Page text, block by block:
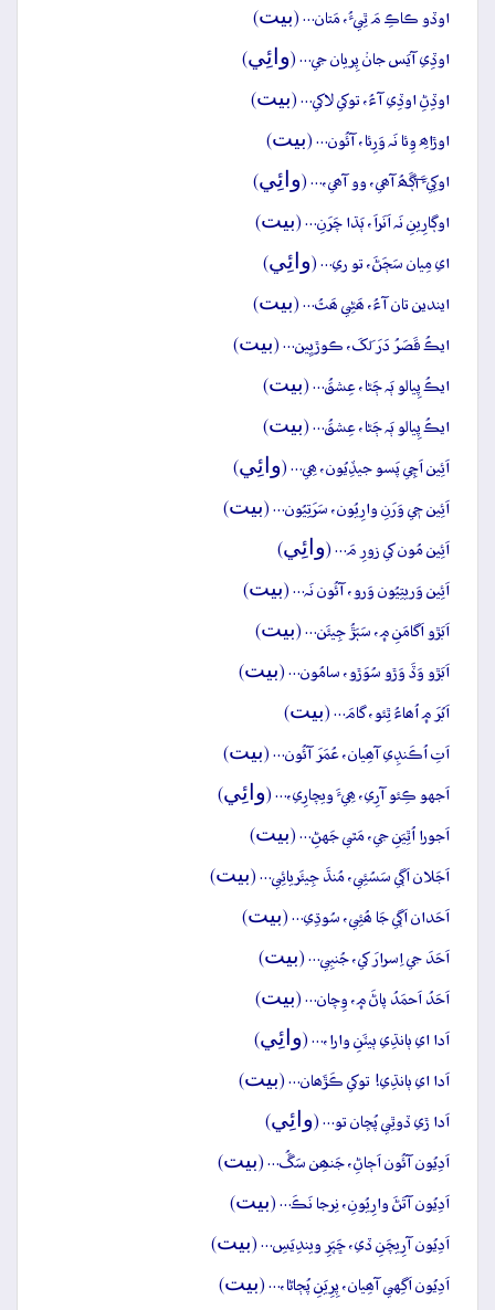
اوڏو ڪاڪِ مَ ٿِيءُ، مَتان… (بيت)
اوڏِي آيَس جانۡ پِريان جي… (وائِي)
اوڏِڻِ اوڏِي آءُ، توکي لاکي… (بيت)
اوڙاھِ وِئا نَہ وَرِئا، آئُون… (بيت)
اوکِيءَ آڳَھُ آھي، وو آھي،… (وائِي)
اوڳارِينِ نَہ اَنَراَ، ٻَڌا چَرَنِ… (بيت)
اي مِيان سَڄَڻَ، تو ري… (وائِي)
ايندين تان آءُ، ھَڻِي ھَٿُ… (بيت)
ايڪُ قَصَرُ دَرَ لَکَ، ڪوڙيِين… (بيت)
ايڪُ پِيالو ٻَہ ڄَڻا، عِشقُ… (بيت)
ايڪُ پِيالو ٻَہ ڄَڻا، عِشقُ… (بيت)
اَئِين اَچِي پَسو جيڏِيُون، ھِي… (وائِي)
اَئِين جٖي وَرَنِ وارِيُون، سَرَتِيُون… (بيت)
اَئِين مُون کي زورِ مَ… (وائِي)
اَئِين وَريتِيُون وَرو، آئُون نَہ… (بيت)
اَبَڙو اَگامَنِ ۾، سَٻَڙُ جِيئَن… (بيت)
اَبَڙو وَڏَ وَڙو سُوَڙو، سامُون… (بيت)
اَبُرَ ۾ اُھاءُ ٿِئو، گامَ… (بيت)
اَتِ اُڪَنڊِي آھِيان، عُمَرَ آئُون… (بيت)
اَجهو ڪِئو آرِي، ھِيءَ ويچارِي،… (وائِي)
اَجورا اُٿِيَنِ جي، مَٿي جَهڻِ… (بيت)
اَجَلان اَڳي سَسُئِي، مُنڌَ جِيئَريائِي… (بيت)
اَحَدان اَڳي جَا ھُئِي، سُوڌِي… (بيت)
اَحَدَ جي اِسرارَ کي، جُنبِي… (بيت)
اَحَدُ اَحمَدُ پاڻَ ۾، وِچان… (بيت)
اَدا اي ٻانڌِي ٻيٽَنِ وارا،… (وائِي)
اَدا اي ٻانڌِي! توکي ڪَڙَھان… (بيت)
اَدا ڙي ڏوٿِي پُڇان تو… (وائِي)
اَدِيُون آئُون اَڄاڻِ، جَنھِن سَڱُ… (بيت)
اَدِيُون آتَڻَ وارِيُونِ، نِرجا نَڪَ… (بيت)
اَدِيُون آرِيچَنِ ڏي، ڇَپَرِ ويندِيَسِ… (بيت)
اَدِيُون اَگِهي آھِيان، پِرِيَنِ پُڄاڻا،… (بيت)